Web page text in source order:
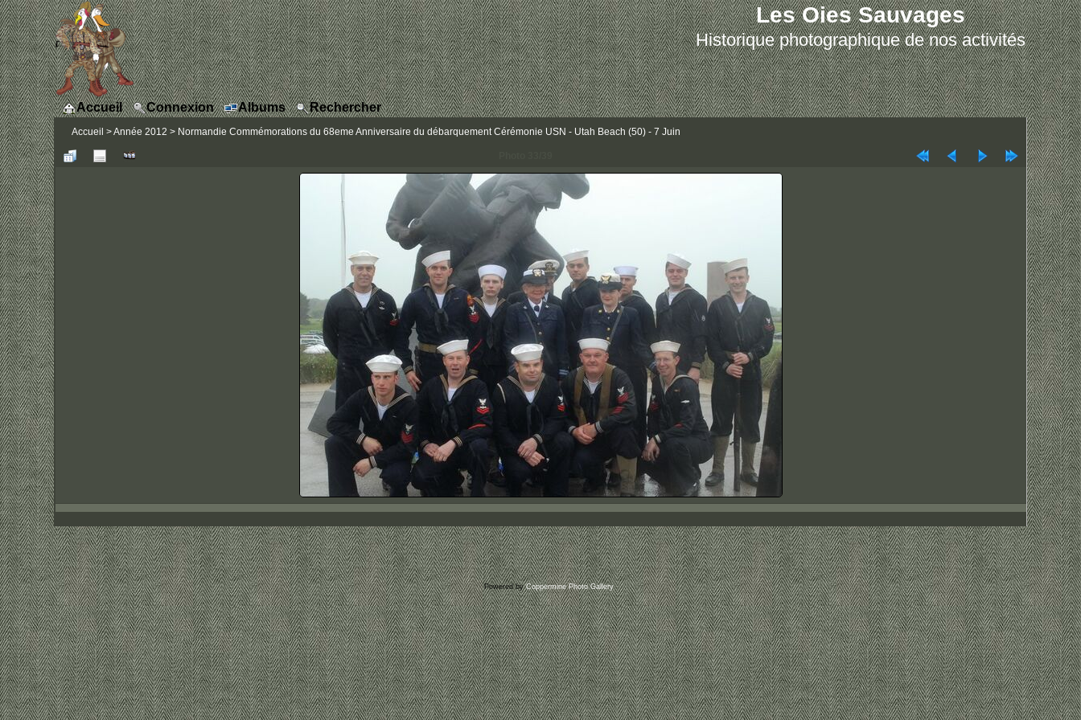
Les Oies Sauvages
Historique photographique de nos activités
Accueil Connexion Albums Rechercher
Accueil >Année 2012 > Normandie Commémorations du 68eme Anniversaire du débarquement Cérémonie USN - Utah Beach (50) - 7 Juin
Powered byCoppermine Photo Gallery